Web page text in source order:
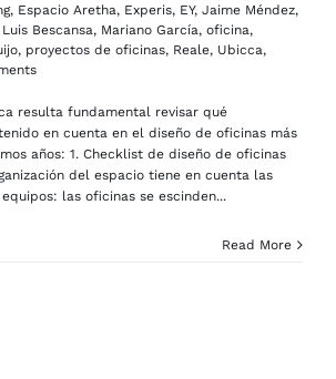
, Espacio Aretha, Experis, EY, Jaime Méndez,
Bescansa, Mariano García, oficina,
, proyectos de oficinas, Reale, Ubicca,
resulta fundamental revisar qué
en cuenta en el diseño de oficinas más
años: 1. Checklist de diseño de oficinas
del espacio tiene en cuenta las
las oficinas se escinden...
Read More